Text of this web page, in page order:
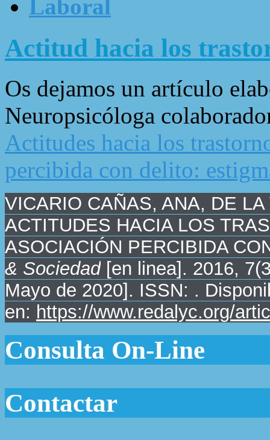
Laboral
Actitud hacia los
Os dejamos un artículo
Neuropsicóloga
Actitudes hacia los
percibida con delito:
VICARIO CAÑAS, ANA, DE
ACTITUDES HACIA LOS
ASOCIACIÓN PERCIBIDA
& Sociedad [en linea]. 2016,
Mayo de 2020]. ISSN: .
en: https://www.redalyc.org/
Consulta On-Line
Contactar